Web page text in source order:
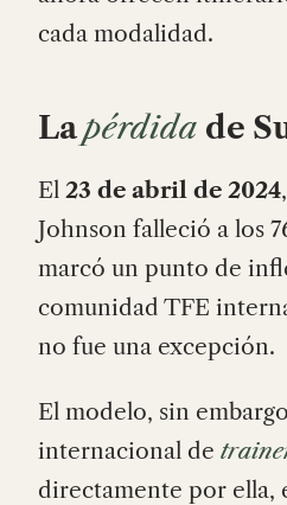
cada modalidad.
Lapérdida de
El 23 de abril de 2024
Johnson falleció a los
marcó un punto de
comunidad TFE
no fue una excepción.
El modelo, sin
internacional de
directamente por ella,